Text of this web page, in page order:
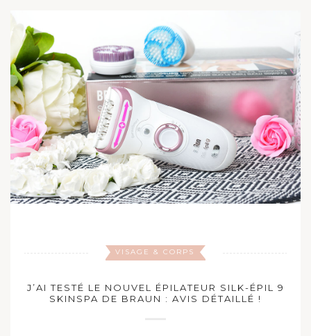
VISAGE & CORPS
J’AI TESTÉ LE NOUVEL ÉPILATEUR SILK-ÉPIL 9
SKINSPA DE BRAUN : AVIS DÉTAILLÉ !